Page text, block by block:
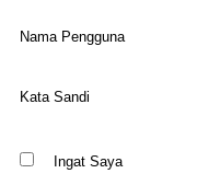
Nama Pengguna
Kata Sandi
Ingat Saya